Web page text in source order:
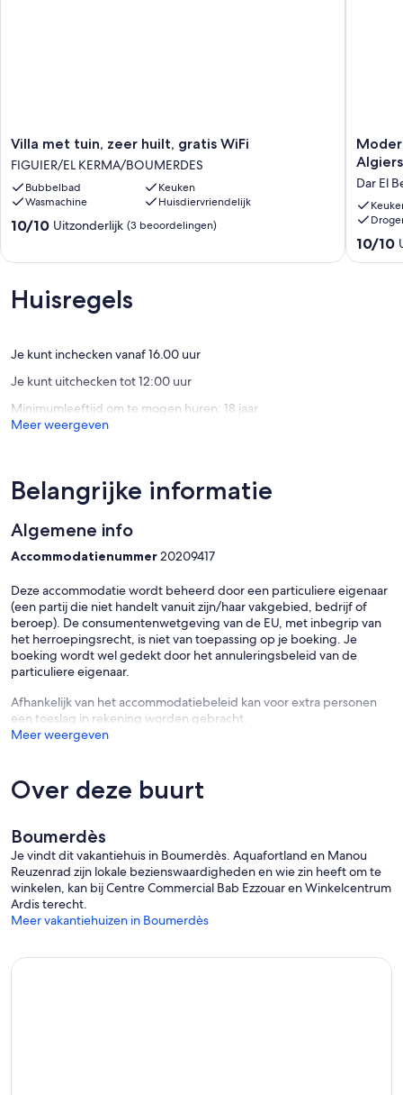
Villa
met
tuin,
zeer
huilt,
gratis
Villa met tuin, zeer huilt, gratis WiFi
FIGUIER/EL KERMA/BOUMERDES
Bubbelbad
Keuken
Wasmachine
Huisdiervriendelijk
10.0
(3
beoordelingen)
10/10 Uitzonderlijk (3 beoordelingen)
Modern
&
Stylish
2BR
•
3
mins
Dar El
10.0
van
10/10
Huisregels
Je kunt inchecken vanaf 16.00 uur
Je kunt uitchecken tot 12:00 uur
Minimumleeftijd om te mogen huren: 18 jaar
Meer weergeven
Belangrijke informatie
Algemene info
Accommodatienummer20209417
Deze accommodatie wordt beheerd door een particuliere eigenaar
(een partij die niet handelt vanuit zijn/haar vakgebied, bedrijf of
beroep). De consumentenwetgeving van de EU, met inbegrip van
het herroepingsrecht, is niet van toepassing op je boeking. Je
boeking wordt wel gedekt door het annuleringsbeleid van de
particuliere eigenaar.
Afhankelijk van het accommodatiebeleid kan voor extra personen
een toeslag in rekening worden gebracht.
Meer weergeven
Over deze buurt
Boumerdès
Je vindt dit vakantiehuis in Boumerdès. Aquafortland en Manou
Reuzenrad zijn lokale bezienswaardigheden en wie zin heeft om te
winkelen, kan bij Centre Commercial Bab Ezzouar en Winkelcentrum
Ardis terecht.
Meer vakantiehuizen in Boumerdès